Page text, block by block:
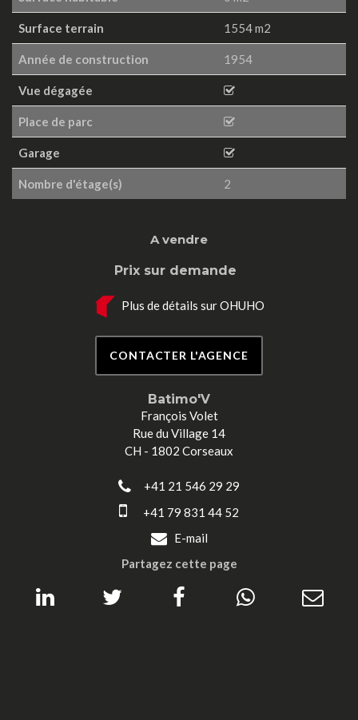
Surface terrain 1554 m2
Année de construction 1954
Vue dégagée
Place de parc
Garage
Nombre d'étage(s) 2
A vendre
Prix sur demande
Plus de détails sur OHUHO
CONTACTER L'AGENCE
Batimo'V
François Volet
Rue du Village 14
CH - 1802 Corseaux
+41 21 546 29 29
+41 79 831 44 52
E-mail
Partagez cette page